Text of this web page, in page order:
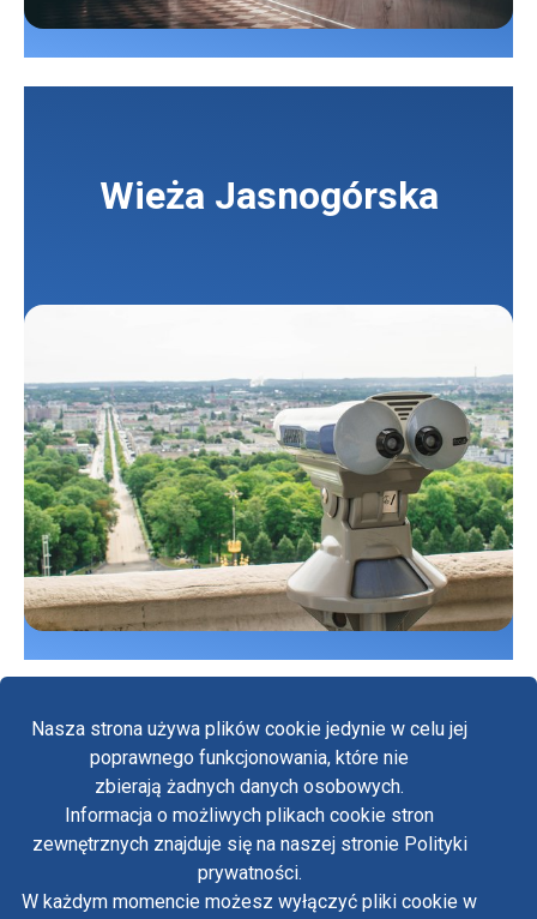
Nasza strona używa plików cookie jedynie w celu jej
poprawnego funkcjonowania, które nie
zbierają żadnych danych osobowych.
Informacja o możliwych plikach cookie stron
zewnętrznych znajduje się na naszej stronie Polityki
prywatności.
W każdym momencie możesz wyłączyć pliki cookie w
Wieża Jasnogórska
Kontakt z Jasnogórskim Centrum Informacji
Kontakt Jasna Góra